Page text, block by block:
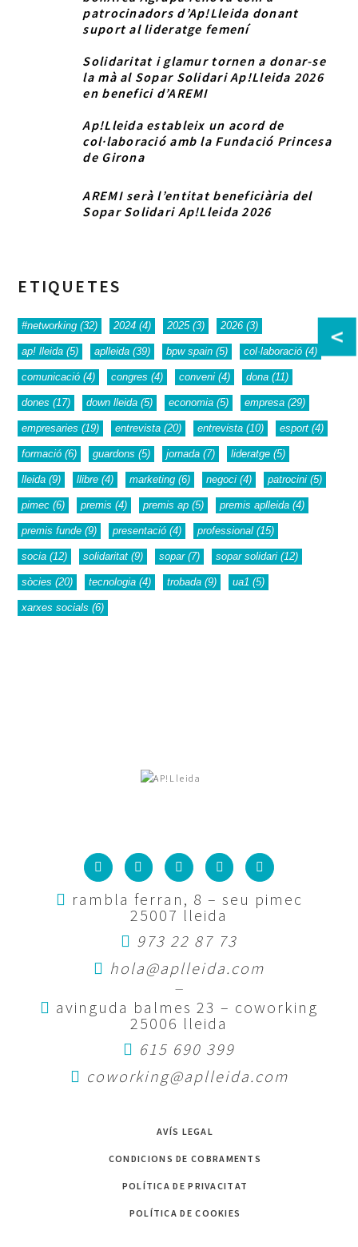
patrocinadors d’Ap!Lleida donant
suport al lideratge femení
Solidaritat i glamur tornen a donar-se
la mà al Sopar Solidari Ap!Lleida 2026
en benefici d’AREMI
Ap!Lleida estableix un acord de
col·laboració amb la Fundació Princesa
de Girona
AREMI serà l’entitat beneficiària del
Sopar Solidari Ap!Lleida 2026
ETIQUETES
#networking (32) 2024 (4) 2025(3) 2026 (3)
ap! lleida (5) aplleida (39) bpw spain (5) col·laboració (4)
comunicació (4) congres (4) conveni (4) dona (11)
dones (17) down lleida (5) economia (5) empresa (29)
empresaries (19) entrevista (20) entrevista (10) esport (4)
formació (6) guardons (5) jornada (7) lideratge (5)
lleida (9) llibre (4) marketing (6) negoci (4) patrocini (5)
pimec (6) premis (4) premis ap (5) premis aplleida (4)
premis funde (9) presentació (4) professional (15)
socia (12) solidaritat (9) sopar(7) sopar solidari (12)
sòcies (20) tecnologia (4) trobada (9) ua1 (5)
xarxes socials (6)
rambla ferran, 8 – seu pimec
25007 lleida
973 22 87 73
hola@aplleida.com
—
avinguda balmes 23 – coworking
25006 lleida
615 690 399
coworking@aplleida.com
AVÍS LEGAL
CONDICIONS DE COBRAMENTS
POLÍTICA DE PRIVACITAT
POLÍTICA DE COOKIES
<